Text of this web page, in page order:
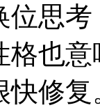
位思
格也
快修复